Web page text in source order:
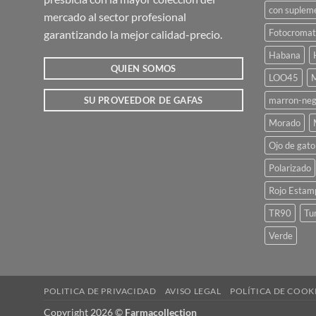
mercado al sector profesional
garantizando la mejor calidad-precio.
QUIEN SOMOS
SU PROVEEDOR DE GAFAS
con
Habana
LOO45
marron-
Morado
Ojo de gato
Polarizado
Rojo
TR90
Verde
POLITICA DE PRIVACIDAD AVISO LEGAL POLÍTICA DE
Copyright 2026 © Farmacollection